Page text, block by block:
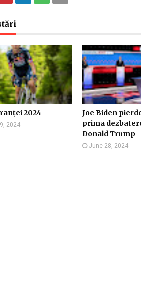
2024
2024
Joe Biden
prima
Donald Trump
June 28, 2024